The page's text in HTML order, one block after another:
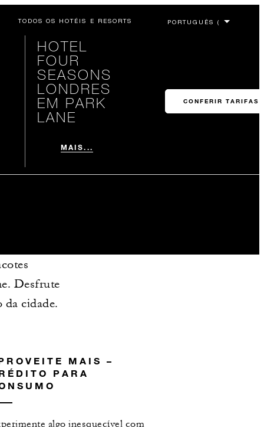
TODOS OS HOTÉIS E RESORTS
HOTEL
FOUR
SEASONS
LONDRES
EM PARK
LANE
MAIS...
CONFERIR TARIFAS
Desfrute
da cidade.
MAIS –
PARA
algo inesquecível com